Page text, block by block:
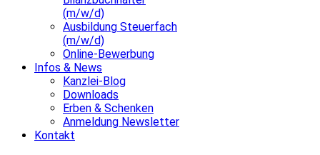
(m/w/d)
Ausbildung Steuerfach
(m/w/d)
Online-Bewerbung
Infos & News
Kanzlei-Blog
Downloads
Erben & Schenken
Anmeldung Newsletter
Kontakt